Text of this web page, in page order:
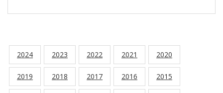
2024 2023 2022 2021 2020
2019 2018 2017 2016 2015